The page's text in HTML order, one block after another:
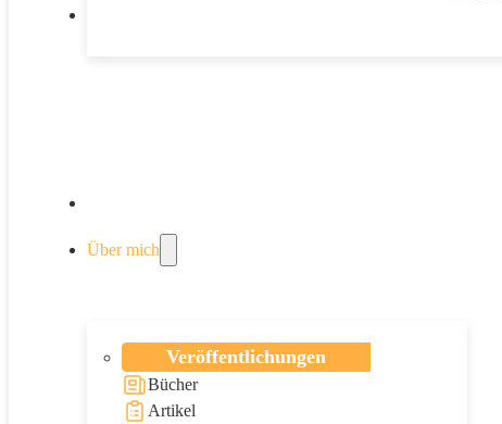
Über mich
Veröffentlichungen
Bücher
Artikel